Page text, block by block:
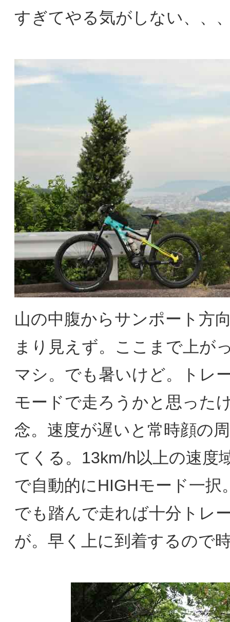
すぎてやる気がしない、、
山の中腹からサンポート方
まり見えず。ここまで上が
マシ。でも暑いけど。トレ
モードで走ろうかと思った
念。速度が遅いと常時顔の
てくる。13km/h以上の速度
で自動的にHIGHモード一択
でも踏んで走れば十分トレ
が。早く上に到着するので